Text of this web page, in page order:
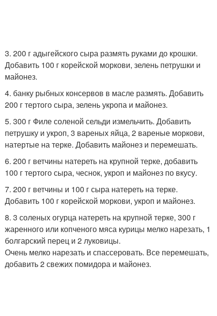
3. 200 г адыгейского сыра размять руками до крошки.
Добавить 100 г корейской моркови, зелень петрушки и
майонез.
4. банку рыбных консервов в масле размять. Добавить
200 г тертого сыра, зелень укропа и майонез.
5. 300 г Филе соленой сельди измельчить. Добавить
петрушку и укроп, 3 вареных яйца, 2 вареные моркови,
натертые на терке. Добавить майонез и перемешать.
6. 200 г ветчины натереть на крупной терке, добавить
100 г тертого сыра, чеснок, укроп и майонез по вкусу.
7. 200 г ветчины и 100 г сыра натереть на терке.
Добавить 100 г корейской моркови, укроп и майонез.
8. 3 соленых огурца натереть на крупной терке, 300 г
жаренного или копченого мяса курицы мелко нарезать, 1
болгарский перец и 2 луковицы.
Очень мелко нарезать и спассеровать. Все перемешать,
добавить 2 свежих помидора и майонез.